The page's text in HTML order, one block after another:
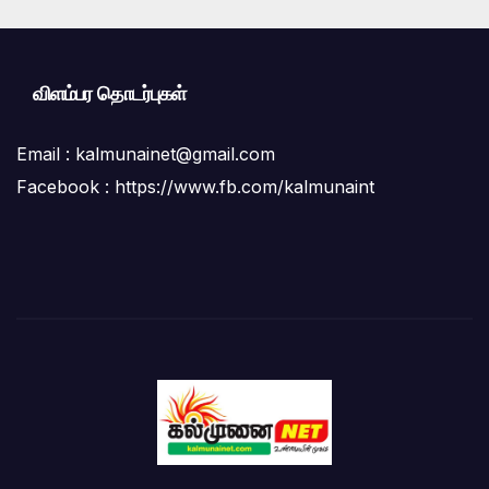
விளம்பர தொடர்புகள்
Email : kalmunainet@gmail.com
Facebook : https://www.fb.com/kalmunaint